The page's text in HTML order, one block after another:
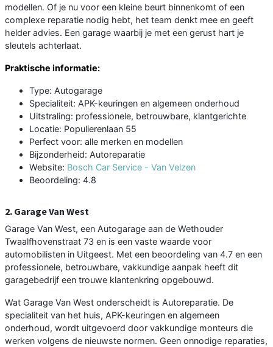
modellen. Of je nu voor een kleine beurt binnenkomt of een
complexe reparatie nodig hebt, het team denkt mee en geeft
helder advies. Een garage waarbij je met een gerust hart je
sleutels achterlaat.
Praktische informatie:
Type: Autogarage
Specialiteit: APK-keuringen en algemeen onderhoud
Uitstraling: professionele, betrouwbare, klantgerichte
Locatie: Populierenlaan 55
Perfect voor: alle merken en modellen
Bijzonderheid: Autoreparatie
Website: Bosch Car Service - Van Velzen
Beoordeling: 4.8
2. Garage Van West
Garage Van West, een Autogarage aan de Wethouder
Twaalfhovenstraat 73 en is een vaste waarde voor
automobilisten in Uitgeest. Met een beoordeling van 4.7 en een
professionele, betrouwbare, vakkundige aanpak heeft dit
garagebedrijf een trouwe klantenkring opgebouwd.
Wat Garage Van West onderscheidt is Autoreparatie. De
specialiteit van het huis, APK-keuringen en algemeen
onderhoud, wordt uitgevoerd door vakkundige monteurs die
werken volgens de nieuwste normen. Geen onnodige reparaties,